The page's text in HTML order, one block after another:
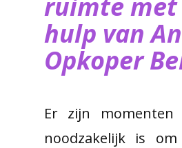
hulp van
Opkoper
Er zijn momenten
noodzakelijk is